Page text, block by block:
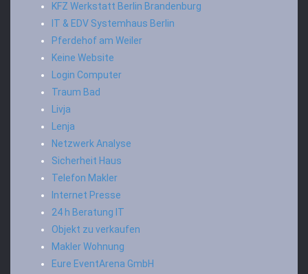
KFZ Werkstatt Berlin Brandenburg
IT & EDV Systemhaus Berlin
Pferdehof am Weiler
Keine Website
Login Computer
Traum Bad
Livja
Lenja
Netzwerk Analyse
Sicherheit Haus
Telefon Makler
Internet Presse
24 h Beratung IT
Objekt zu verkaufen
Makler Wohnung
Eure EventArena GmbH